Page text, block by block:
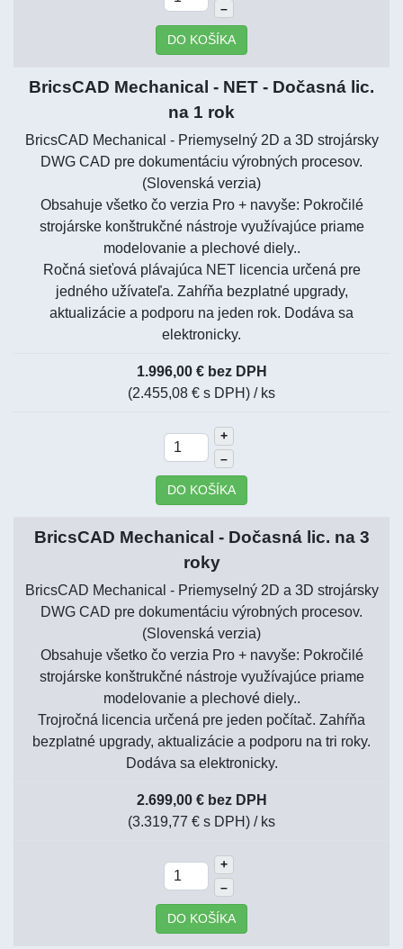
–
DO KOŠÍKA
BricsCAD Mechanical - NET - Dočasná lic.
na 1 rok
BricsCAD Mechanical - Priemyselný 2D a 3D strojársky
DWG CAD pre dokumentáciu výrobných procesov.
(Slovenská verzia)
Obsahuje všetko čo verzia Pro + navyše: Pokročilé
strojárske konštrukčné nástroje využívajúce priame
modelovanie a plechové diely..
Ročná sieťová plávajúca NET licencia určená pre
jedného užívateľa. Zahŕňa bezplatné upgrady,
aktualizácie a podporu na jeden rok. Dodáva sa
elektronicky.
1.996,00 € bez DPH
(2.455,08 € s DPH) / ks
+
–
DO KOŠÍKA
BricsCAD Mechanical - Dočasná lic. na 3
roky
BricsCAD Mechanical - Priemyselný 2D a 3D strojársky
DWG CAD pre dokumentáciu výrobných procesov.
(Slovenská verzia)
Obsahuje všetko čo verzia Pro + navyše: Pokročilé
strojárske konštrukčné nástroje využívajúce priame
modelovanie a plechové diely..
Trojročná licencia určená pre jeden počítač. Zahŕňa
bezplatné upgrady, aktualizácie a podporu na tri roky.
Dodáva sa elektronicky.
2.699,00 € bez DPH
(3.319,77 € s DPH) / ks
+
–
DO KOŠÍKA